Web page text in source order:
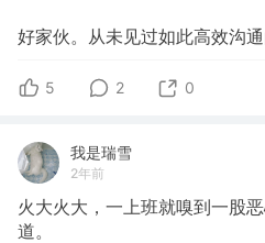
好家伙。从未见过如此高效沟通
5 2 0
我是瑞雪
2年前
火大火大，一上班就嗅到一股
道。